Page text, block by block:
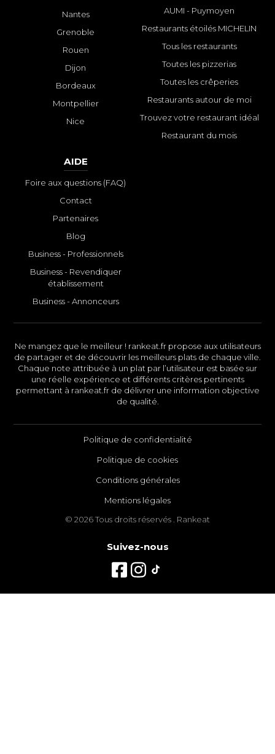
Nantes
Grenoble
Rouen
Dijon
Bordeaux
Montpellier
Nice
AUMI - Puymoyen
Restaurants étoilés MICHELIN
Tous les restaurants
Toutes les pizzerias
Toutes les crêperies
Restaurants autour de moi
Trouvez votre restaurant idéal
Restaurant du mois
AIDE
Foire aux questions (FAQ)
Contact
Partenaires
Blog
Business - Professionnels
Business - Revendiquer
établissement
Business - Annonceurs
Ne mangez que le meilleur ! rankeat.fr propose aux utilisateurs
de partager et de découvrir les meilleurs plats de chaque ville.
Chaque note attribuée à un plat par l’utilisateur est basée sur
une réelle expérience et différents critères pertinents
permettant à rankeat.fr de délivrer une information objective
de qualité.
Politique de confidentialité
Politique de cookies
Conditions générales
Mentions légales
© 2026 Tous droits réservés . Rankeat
Suivez-nous